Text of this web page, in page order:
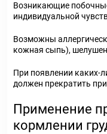
Возникающие
индивидуальной
Возможны
кожная сыпь),
При появлении каких-
должен прекратить
Применение
кормлении